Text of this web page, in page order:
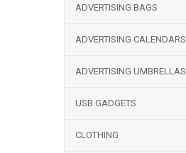
ADVERTISING BAGS
ADVERTISING CALENDARS
ADVERTISING UMBRELLAS
USB GADGETS
CLOTHING